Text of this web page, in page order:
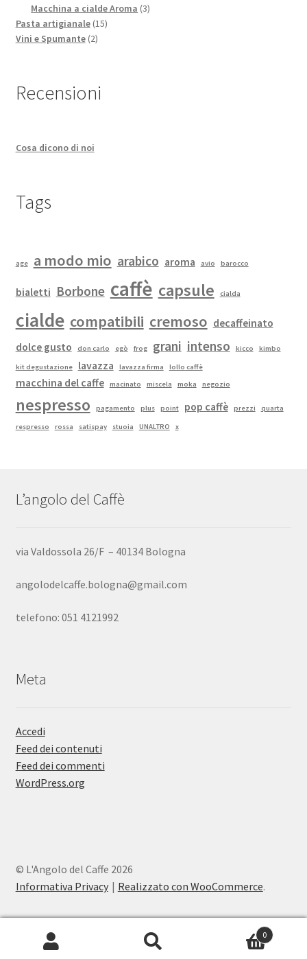
Macchina a cialde Aroma 33
Pasta artigianale 1515
Vini e Spumante 22
Recensioni
Cosa dicono di noi
Tags
age a modo mio arabico aroma avio barocco
bialetti Borbone caffè capsule cialda
cialde compatibili cremoso decaffeinato
dolce gusto
don carlo egò frog grani intenso kicco kimbo
kit degustazione lavazza lavazza firma lollo caffè
macchina del caffe macinato miscela moka negozio
nespresso pagamento plus point pop caffè prezzi quarta
respresso rossa satispay stuoia UNALTRO x
L’angolo del Caffè
via Valdossola 26/F – 40134 Bologna
angolodelcaffe.bologna@gmail.com
telefono: 051 4121992
Meta
Accedi
Feed dei contenuti
Feed dei commenti
WordPress.org
© L'Angolo del Caffe 2026
Informativa Privacy
Realizzato con WooCommerce.
0